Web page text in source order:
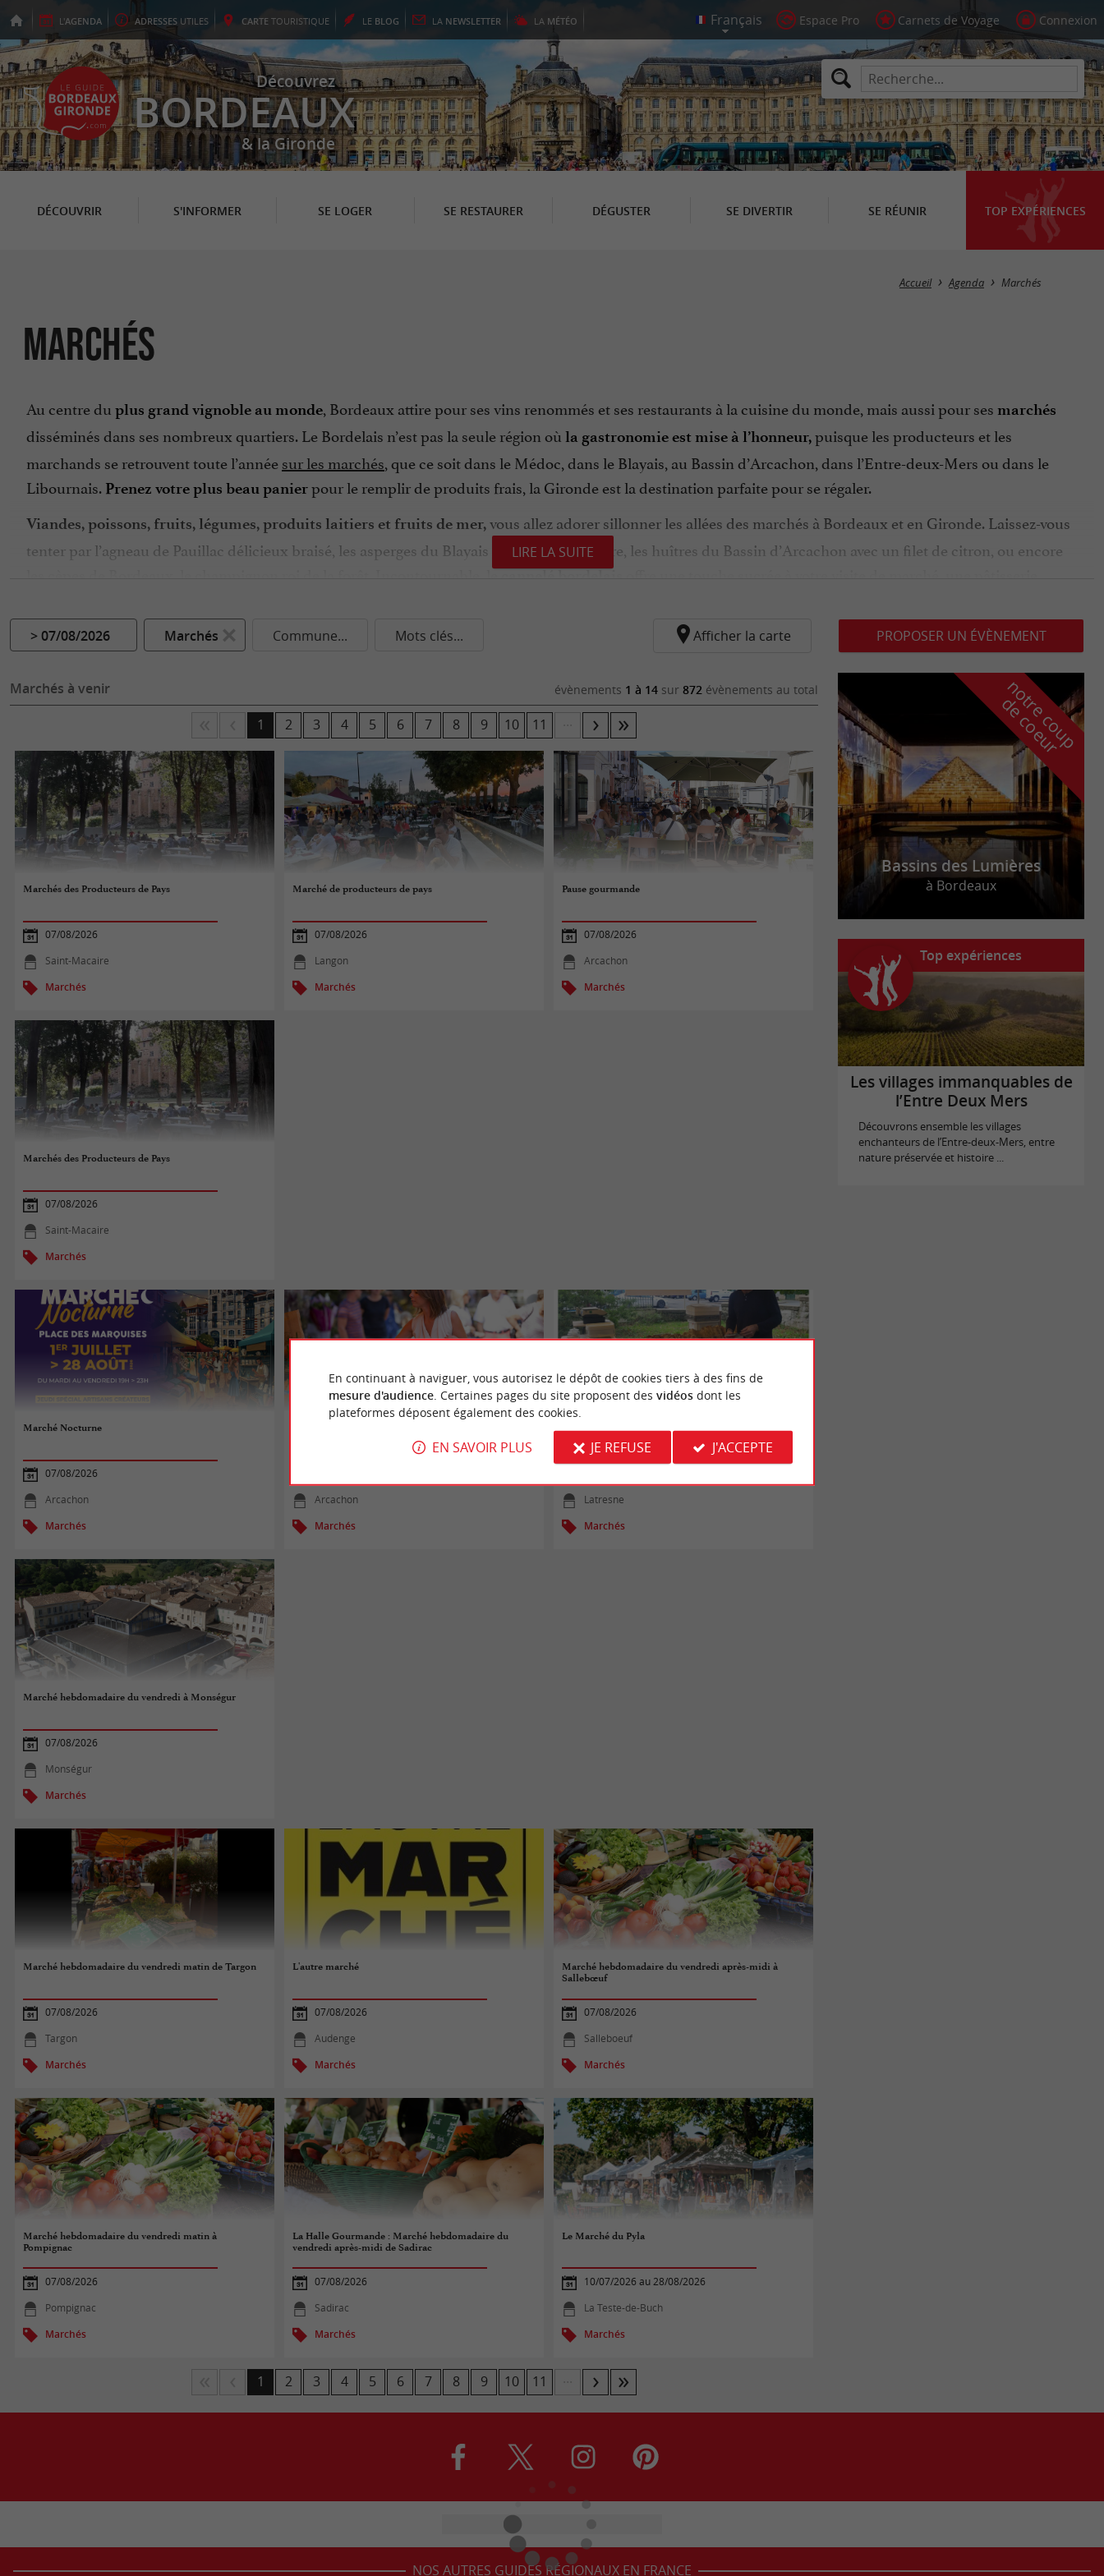
L'AGENDA ADRESSES UTILES CARTE TOURISTIQUE LE BLOG LA NEWSLETTER LA MÉTÉO Espace Pro Carnets de Voyage Connexion
Découvrez
BORDEAUX
& la Gironde
DÉCOUVRIR S'INFORMER SE LOGER SE RESTAURER DÉGUSTER SE DIVERTIR SE RÉUNIR TOP EXPÉRIENCES
Masquer la carte
Accueil Agenda Marchés
Marchés
Au centre du plus grand vignoble au monde, Bordeaux attire pour ses vins renommés et ses restaurants à la cuisine du monde, mais aussi pour ses marchés
disséminés dans ses nombreux quartiers. Le Bordelais n’est pas la seule région où la gastronomie est mise à l’honneur,puisque les producteurs et les
marchands se retrouvent toute l’annéesur les marchés, que ce soit dans le Médoc, dans le Blayais, au Bassin d’Arcachon, dans l’Entre-deux-Mers ou dans le
Libournais. Prenez votre plus beau panierpour le remplir de produits frais, la Gironde est la destination parfaite pour se régaler.
Viandes, poissons, fruits, légumes, produits laitiers et fruits de mer,vous allez adorer sillonner les allées des marchés à Bordeaux et en Gironde. Laissez-vous
tenter par l’agneau de Pauillac délicieux braisé, les asperges du Blayais à cuisiner au beurre, les huîtres du Bassin d’Arcachon avec un filet de citron, ou encore
les cèpes de Bordeaux, le champignon roi de la forêt. Incontournable, le
Lieu de vie et de rencontre,les marchés attisent les papilles entre les odeurs et les couleurs qui se dégagent des stands. Partez à la rencontre de producteurs
partager astuces et recettes pour vous régaler. Peut-être l’occasion de découvrir le secret de la sauce bordelaise si réputée ? Évidement à Bordeaux ou en
Gironde, un tour de marché ne se termine pas sans un verre de vin à main. Rouge, parfois blanc et rarement rosé, il vient forcément de la région, que ce soit un
Médoc, un Entre-deux-Mer ou un Saint-Émilion.
Bonne visite sur les marchés de Bordeaux et de Gironde !
LIRE LA SUITE
> 07/08/2026 Marchés Commune... Mots clés... Afficher la carte
Marchés à venir évènements 1 à 14 sur 872 évènements au total
1 2 3 4 5 6 7 8 9 10 11
Marchés des Producteurs de Pays
07/08/2026
Saint-Macaire
Marchés
Marché de producteurs de pays
07/08/2026
Langon
Marchés
Pause gourmande
07/08/2026
Arcachon
Marchés
Marchés des Producteurs de Pays
07/08/2026
Saint-Macaire
Marchés
Marché Nocturne
07/08/2026
Arcachon
Marchés
Arcachon
Marchés
Le marché de la Table du Renard Bleu
Latresne
Marchés
Marché hebdomadaire du vendredi à Monségur
07/08/2026
Monségur
Marchés
Marché hebdomadaire du vendredi matin de Targon
07/08/2026
Targon
Marchés
L'autre marché
07/08/2026
Audenge
Marchés
Marché hebdomadaire du vendredi après-midi à
Sallebœuf
07/08/2026
Salleboeuf
Marchés
Marché hebdomadaire du vendredi matin à
Pompignac
07/08/2026
Pompignac
Marchés
La Halle Gourmande : Marché hebdomadaire du
vendredi après-midi de Sadirac
07/08/2026
Sadirac
Marchés
Le Marché du Pyla
10/07/2026 au 28/08/2026
La Teste-de-Buch
Marchés
1 2 3 4 5 6 7 8 9 10 11
PROPOSER UN ÉVÈNEMENT
n
o
t
r
e
c
o
u
p
d
e
c
o
e
u
r
Bassins des Lumières
à Bordeaux
Top expériences
Les villages immanquables de
l’Entre Deux Mers
Découvrons ensemble les villages
enchanteurs de l’Entre-deux-Mers, entre
nature préservée et histoire ...
NOS AUTRES GUIDES RÉGIONAUX EN FRANCE
En continuant à naviguer, vous autorisez le dépôt de cookies tiers à des fins de
mesure d'audience. Certaines pages du site proposent des vidéosdont les
plateformes déposent également des cookies.
EN SAVOIR PLUS JE REFUSE J'ACCEPTE